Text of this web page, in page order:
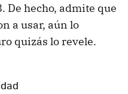
hecho, admite que
a usar, aún lo
quizás lo revele.